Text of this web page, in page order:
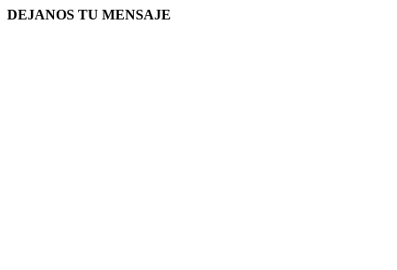
DEJANOS TU MENSAJE